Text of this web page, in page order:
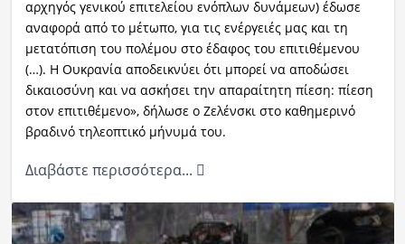
αρχηγός γενικού επιτελείου ενόπλων δυνάμεων) έδωσε
αναφορά από το μέτωπο, για τις ενέργειές μας και τη
μετατόπιση του πολέμου στο έδαφος του επιτιθέμενου
(…). Η Ουκρανία αποδεικνύει ότι μπορεί να αποδώσει
δικαιοσύνη και να ασκήσει την απαραίτητη πίεση: πίεση
στον επιτιθέμενο», δήλωσε ο Ζελένσκι στο καθημερινό
βραδινό τηλεοπτικό μήνυμά του.
Διαβάστε περισσότερα...